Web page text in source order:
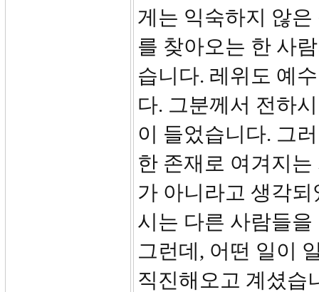
게는 익숙하지 않
를 찾아오는 한 사
습니다. 레위도 예
다. 그분께서 전하
이 들었습니다. 그
한 존재로 여겨지
가 아니라고 생각
시는 다른 사람들
그런데, 어떤 일이
직진해오고 계셨습